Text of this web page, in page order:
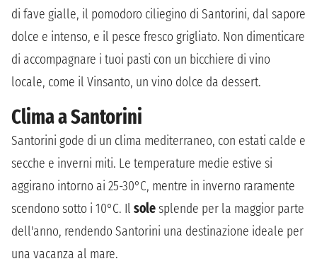
di fave gialle, il pomodoro ciliegino di Santorini, dal sapore
dolce e intenso, e il pesce fresco grigliato. Non dimenticare
di accompagnare i tuoi pasti con un bicchiere di vino
locale, come il Vinsanto, un vino dolce da dessert.
Clima a Santorini
Santorini gode di un clima mediterraneo, con estati calde e
secche e inverni miti. Le temperature medie estive si
aggirano intorno ai 25-30°C, mentre in inverno raramente
scendono sotto i 10°C. Il solesplende per la maggior parte
dell'anno, rendendo Santorini una destinazione ideale per
una vacanza al mare.